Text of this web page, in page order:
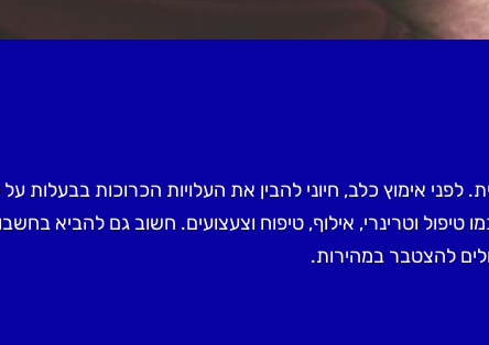
אימוץ כלב, חיוני להבין את העלויות הכרוכות בבעלות
וטרינרי, אילוף, טיפוח וצעצועים. חשוב גם להביא בחשבון
להצטבר במהירות.